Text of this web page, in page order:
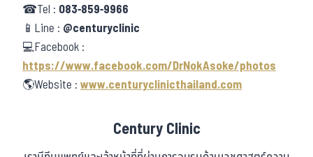
☎Tel : 083-859-9966
📱Line : @centuryclinic
💻Facebook :
https://www.facebook.com/DrNokAsoke/photos
🌎Website :www.centuryclinicthailand.com
Century Clinic